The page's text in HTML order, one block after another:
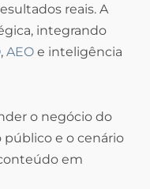
reais. A
integrando
, AEO e inteligência
o negócio do
e o cenário
em